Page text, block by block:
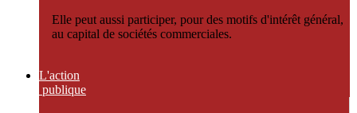
Elle peut aussi participer, pour des motifs d'intérêt général,
au capital de sociétés commerciales.
L'action
publique